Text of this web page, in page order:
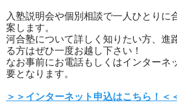
入塾説明会や個別相談で一人ひとりに
案します。
河合塾について詳しく知りたい方、進
る方はぜひ一度お越し下さい！
なお事前にお電話もしくはインターネ
要となります。
＞＞インターネット申込はこちら！＜